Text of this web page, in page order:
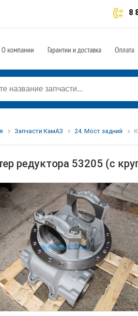
8
О компании Гарантии и доставка Оплата
Запчасти КамАЗ 24. Мост задний
редуктора 53205 (с